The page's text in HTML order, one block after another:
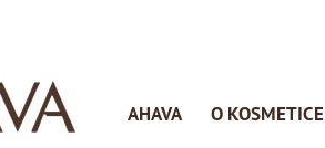
AHAVA O KOSMETICE